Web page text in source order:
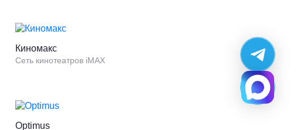
Киномакс
Сеть кинотеатров iMAX
Optimus